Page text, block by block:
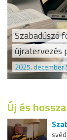
Szabadúszó
újratervezés
2025. december
Új és